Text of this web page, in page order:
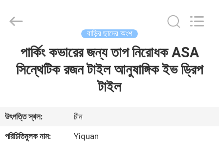
আমাদের
সম্পর্কে
Building
Material
Reserved.
বাড়ির ছাদের অংশ
পার্কিং কভারের জন্য তাপ নিরোধক ASA
সিন্থেটিক রজন টাইল আনুষাঙ্গিক ইভ ড্রিপ
টাইল
উৎপত্তি স্থল:
চীন
পরিচিতিমুলক নাম:
Yiquan